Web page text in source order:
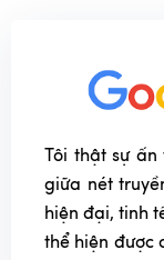
Tôi thật sự
giữa nét
hiện đại, tinh
thể hiện được